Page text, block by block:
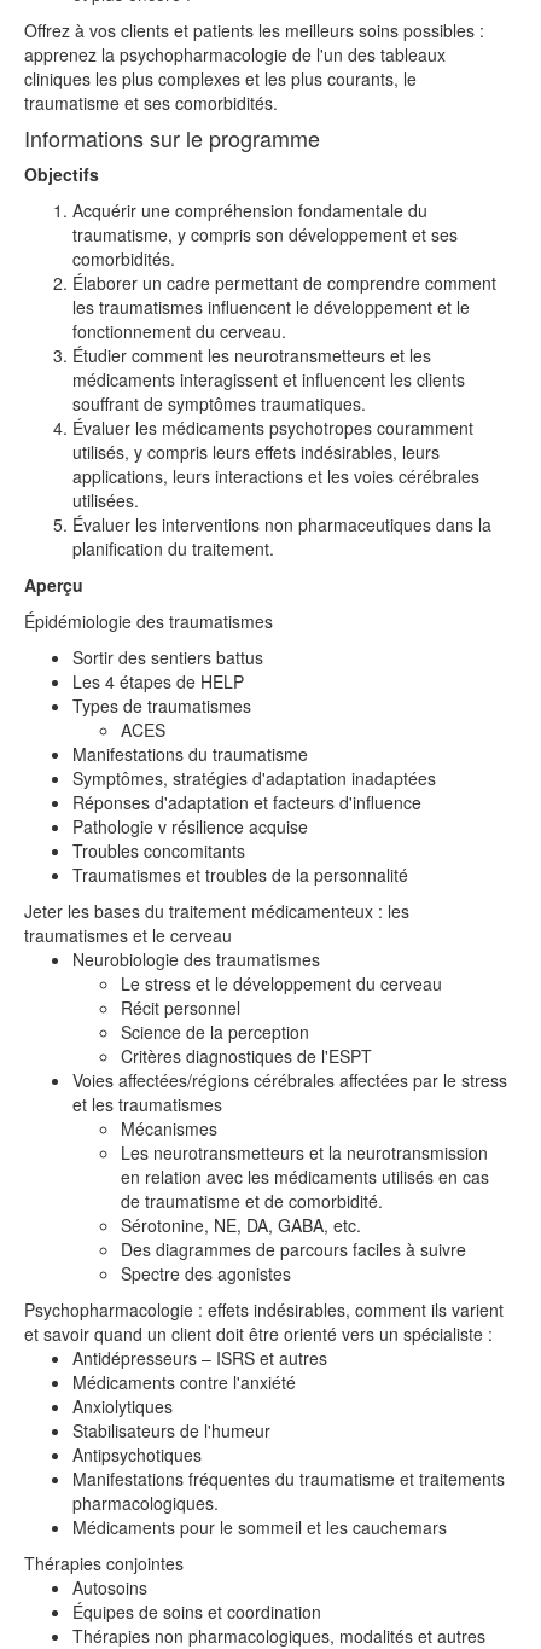
Offrez à vos clients et patients les meilleurs soins possibles :
apprenez la psychopharmacologie de l'un des tableaux
cliniques les plus complexes et les plus courants, le
traumatisme et ses comorbidités.
Informations sur le programme
Objectifs
Acquérir une compréhension fondamentale du
traumatisme, y compris son développement et ses
comorbidités.
Élaborer un cadre permettant de comprendre comment
les traumatismes influencent le développement et le
fonctionnement du cerveau.
Étudier comment les neurotransmetteurs et les
médicaments interagissent et influencent les clients
souffrant de symptômes traumatiques.
Évaluer les médicaments psychotropes couramment
utilisés, y compris leurs effets indésirables, leurs
applications, leurs interactions et les voies cérébrales
utilisées.
Évaluer les interventions non pharmaceutiques dans la
planification du traitement.
Aperçu
Épidémiologie des traumatismes
Sortir des sentiers battus
Les 4 étapes de HELP
Types de traumatismes
ACES
Manifestations du traumatisme
Symptômes, stratégies d'adaptation inadaptées
Réponses d'adaptation et facteurs d'influence
Pathologie v résilience acquise
Troubles concomitants
Traumatismes et troubles de la personnalité
Jeter les bases du traitement médicamenteux : les
traumatismes et le cerveau
Neurobiologie des traumatismes
Le stress et le développement du cerveau
Récit personnel
Science de la perception
Critères diagnostiques de l'ESPT
Voies affectées/régions cérébrales affectées par le stress
et les traumatismes
Mécanismes
Les neurotransmetteurs et la neurotransmission
en relation avec les médicaments utilisés en cas
de traumatisme et de comorbidité.
Sérotonine, NE, DA, GABA, etc.
Des diagrammes de parcours faciles à suivre
Spectre des agonistes
Psychopharmacologie : effets indésirables, comment ils varient
et savoir quand un client doit être orienté vers un spécialiste :
Antidépresseurs – ISRS et autres
Médicaments contre l'anxiété
Anxiolytiques
Stabilisateurs de l'humeur
Antipsychotiques
Manifestations fréquentes du traumatisme et traitements
pharmacologiques.
Médicaments pour le sommeil et les cauchemars
Thérapies conjointes
Autosoins
Équipes de soins et coordination
Thérapies non pharmacologiques, modalités et autres